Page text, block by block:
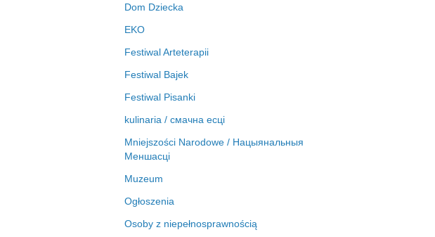
Dom Dziecka
EKO
Festiwal Arteterapii
Festiwal Bajek
Festiwal Pisanki
kulinaria / смачна есці
Mniejszości Narodowe / Нацыянальныя
Меншасці
Muzeum
Ogłoszenia
Osoby z niepełnosprawnością